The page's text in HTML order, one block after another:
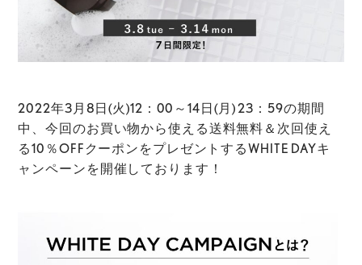
2022年3月8日(火)12：00～14日(月) 23：59の期間
中、今回のお買い物から使える送料無料＆次回使え
る10％OFFクーポンをプレゼントするWHITE DAYキ
ャンペーンを開催しております！